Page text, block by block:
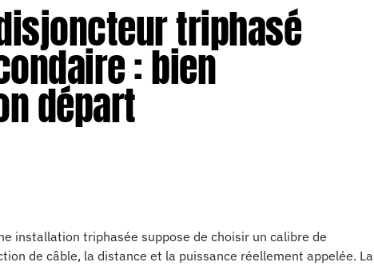
triphasé
: bien
départ
installation triphasée suppose de choisir un calibre de
de câble, la distance et la puissance réellement appelée. La